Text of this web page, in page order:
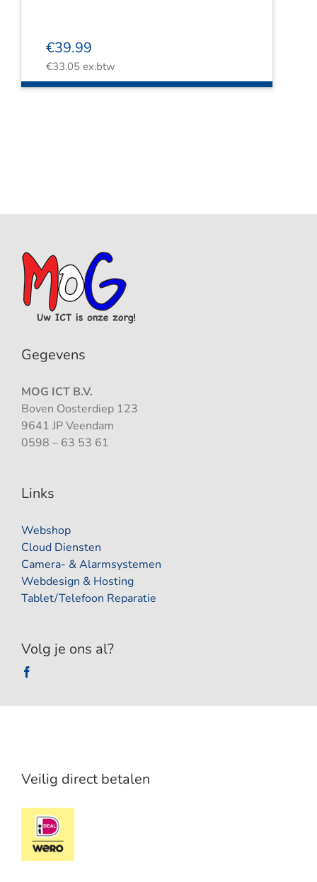
€39.99
€33.05ex.btw
Gegevens
MOG ICT B.V.
Boven Oosterdiep 123
9641 JP Veendam
0598 – 63 53 61
Links
Webshop
Cloud Diensten
Camera- & Alarmsystemen
Webdesign & Hosting
Tablet/Telefoon Reparatie
Volg je ons al?
Veilig direct betalen